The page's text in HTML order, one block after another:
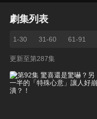
劇集列表
1-30 31-60 61-91
更新至第287集